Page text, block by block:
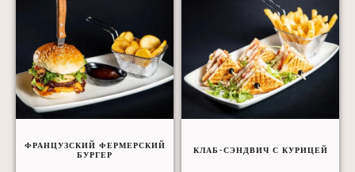
ФРАНЦУЗСКИЙ ФЕРМЕРСКИЙ
БУРГЕР
КЛАБ-СЭНДВИЧ С КУРИЦЕЙ